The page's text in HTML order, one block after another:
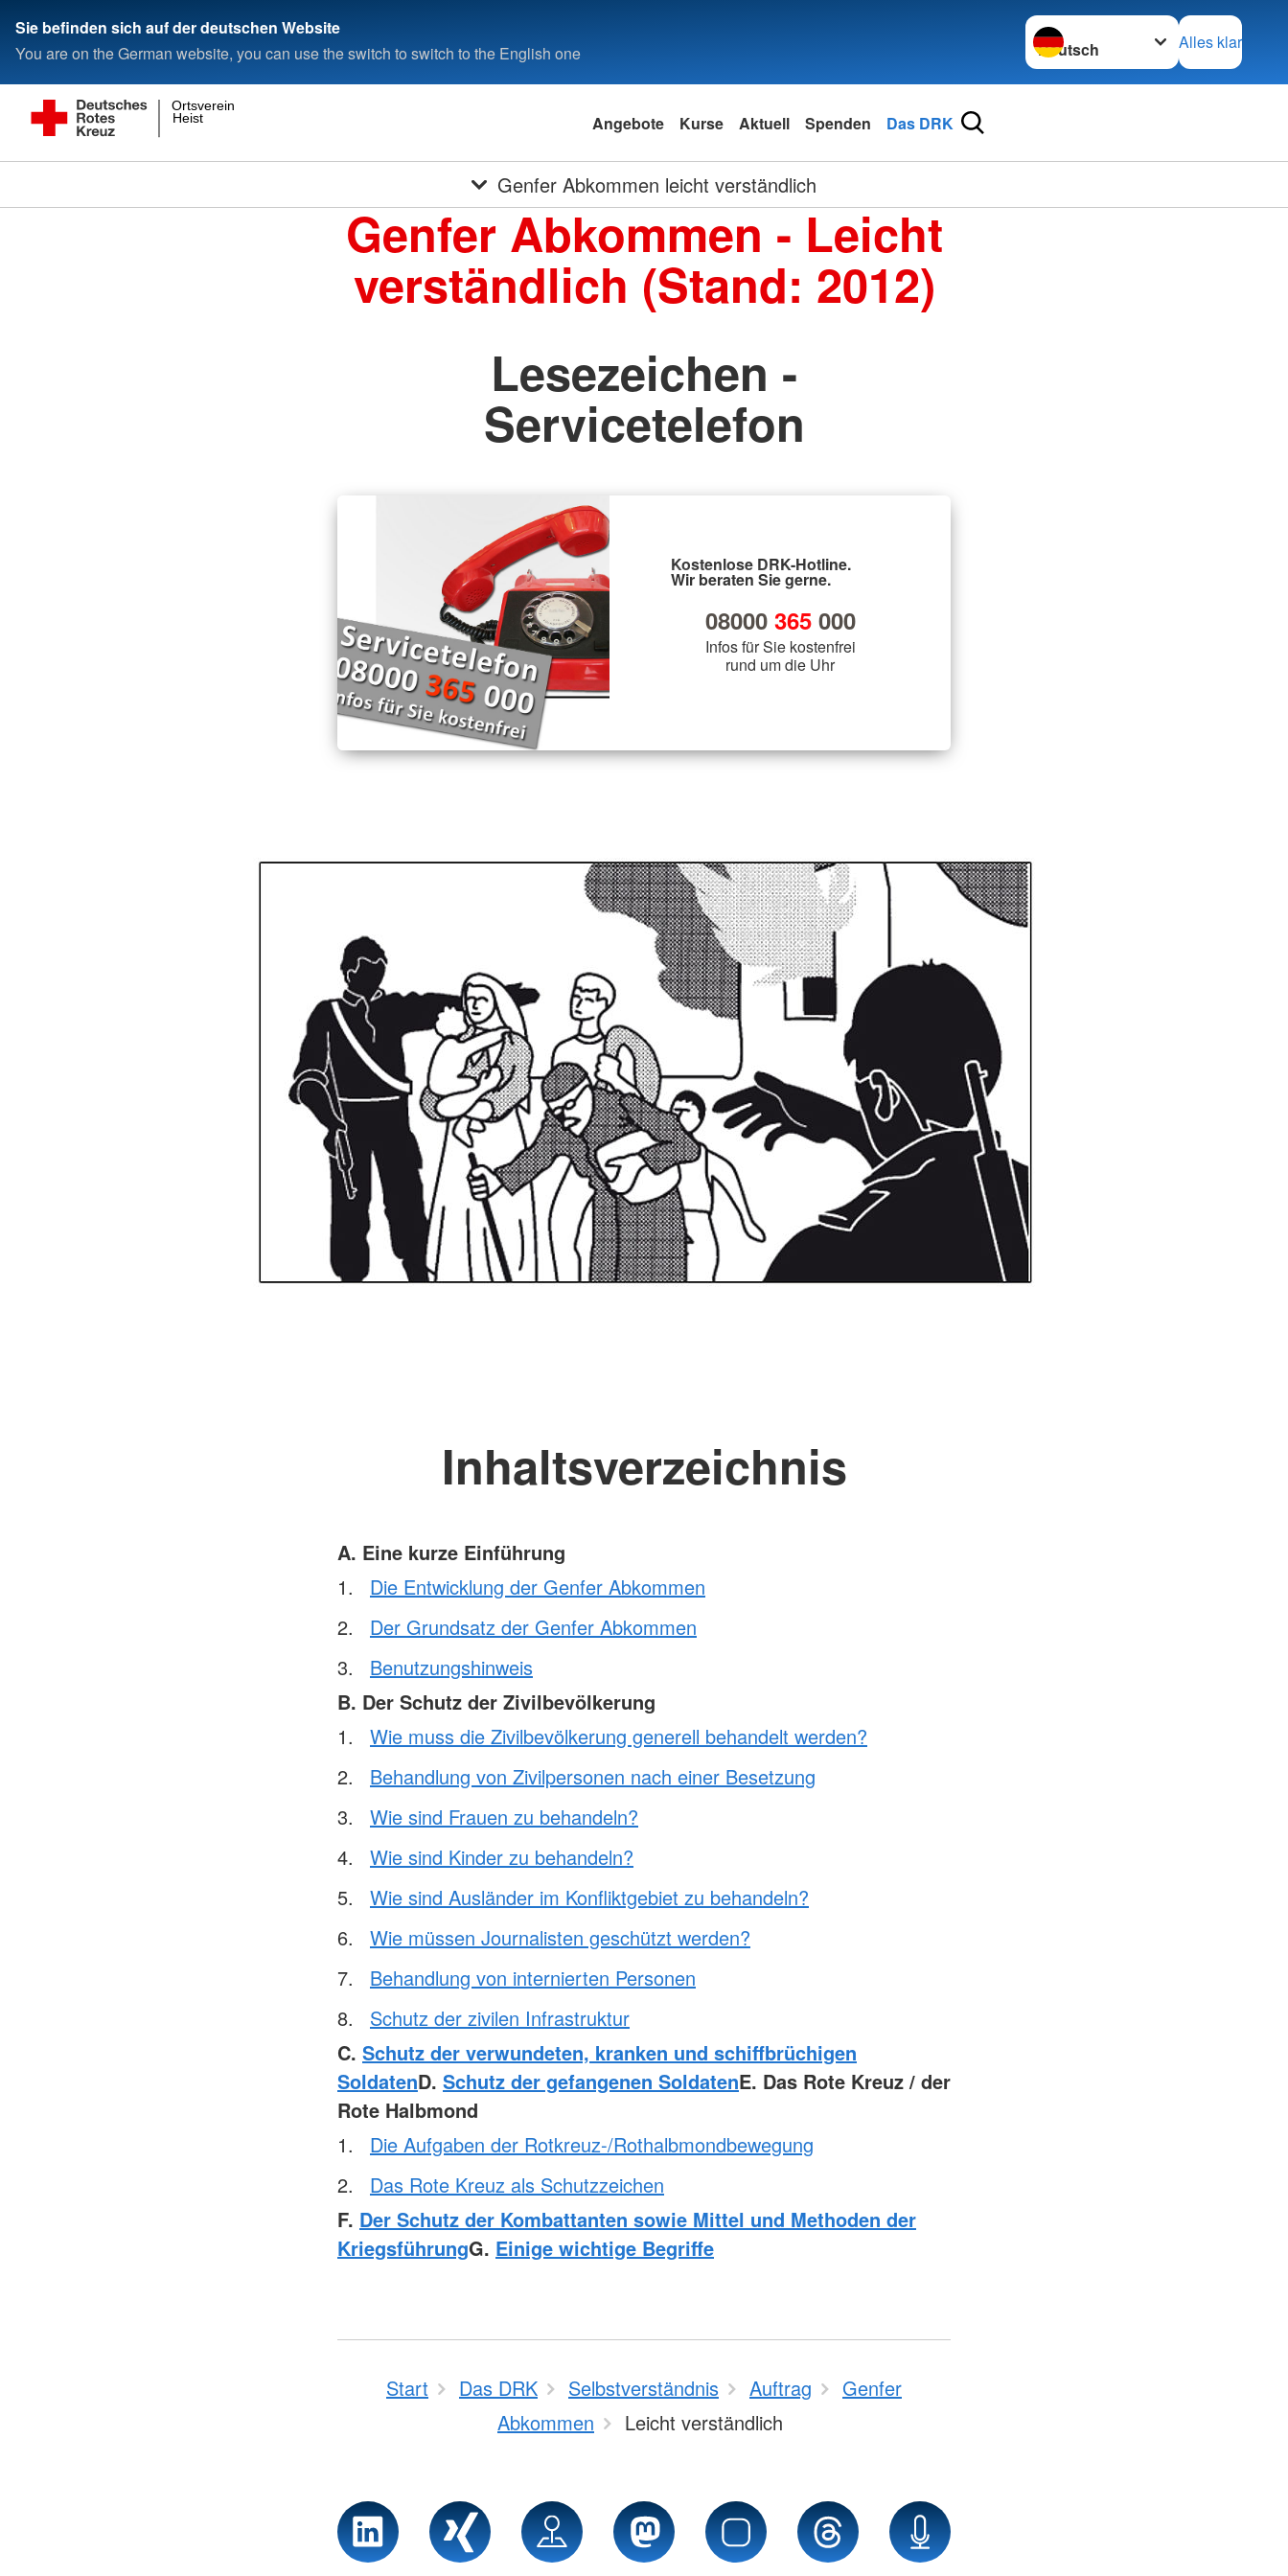
Sie befinden sich auf der deutschen Website
You are on the German website, you can use the switch to switch to the English one
Sprache wechseln zu
Alles klar
Heist
Ortsverein
Angebote Kurse Aktuell Spenden Das DRK
Genfer Abkommen leicht verständlich
Genfer Abkommen - Leicht
verständlich (Stand: 2012)
Lesezeichen -
Servicetelefon
Kostenlose DRK-Hotline.
Wir beraten Sie gerne.
08000 365000
Infos für Sie kostenfrei
rund um die Uhr
Inhaltsverzeichnis
A. Eine kurze Einführung
Die Entwicklung der Genfer Abkommen
Der Grundsatz der Genfer Abkommen
Benutzungshinweis
B. Der Schutz der Zivilbevölkerung
Wie muss die Zivilbevölkerung generell behandelt werden?
Behandlung von Zivilpersonen nach einer Besetzung
Wie sind Frauen zu behandeln?
Wie sind Kinder zu behandeln?
Wie sind Ausländer im Konfliktgebiet zu behandeln?
Wie müssen Journalisten geschützt werden?
Behandlung von internierten Personen
Schutz der zivilen Infrastruktur
C. Schutz der verwundeten, kranken und schiffbrüchigen
SoldatenD. Schutz der gefangenen SoldatenE. Das Rote Kreuz / der
Rote Halbmond
Die Aufgaben der Rotkreuz-/Rothalbmondbewegung
Das Rote Kreuz als Schutzzeichen
F. Der Schutz der Kombattanten sowie Mittel und Methoden der
KriegsführungG. Einige wichtige Begriffe
Start Das DRK Selbstverständnis Auftrag
Genfer
Abkommen
Leicht verständlich